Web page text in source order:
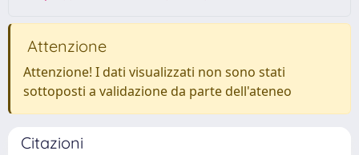
Attenzione
Attenzione! I dati visualizzati non sono stati
sottoposti a validazione da parte dell'ateneo
Citazioni